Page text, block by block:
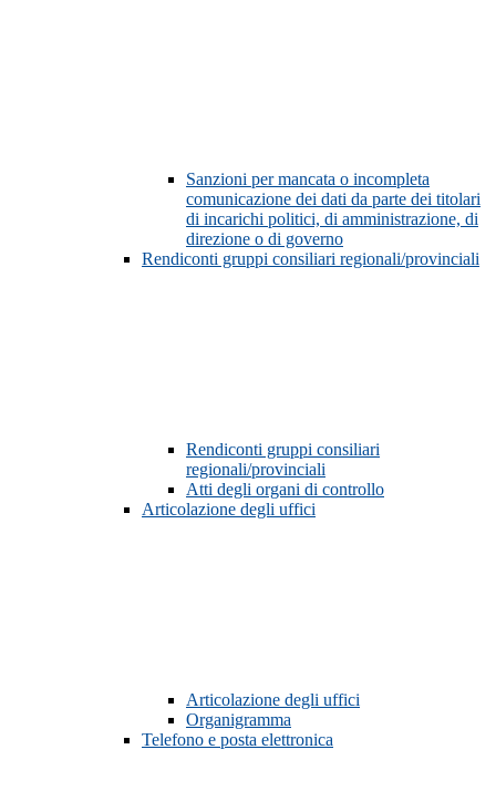
Sanzioni per mancata o incompleta
comunicazione dei dati da parte dei titolari
di incarichi politici, di amministrazione, di
direzione o di governo
Rendiconti gruppi consiliari regionali/provinciali
Rendiconti gruppi consiliari
regionali/provinciali
Atti degli organi di controllo
Articolazione degli uffici
Articolazione degli uffici
Organigramma
Telefono e posta elettronica